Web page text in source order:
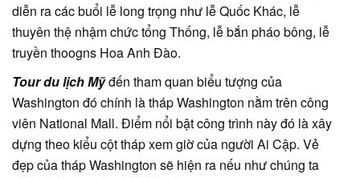
diễn ra các buổi lễ long trọng như lễ Quốc Khác, lễ
thuyên thệ nhậm chức tổng Thống, lễ bắn pháo bông, lễ
truyền thoogns Hoa Anh Đào.
Tour du lịch Mỹđến tham quan biểu tượng của
Washington đó chính là tháp Washington nằm trên công
viên National Mall. Điểm nổi bật công trình này đó là xây
dựng theo kiểu cột tháp xem giờ của người Ai Cập. Vẻ
đẹp của tháp Washington sẽ hiện ra nếu như chúng ta